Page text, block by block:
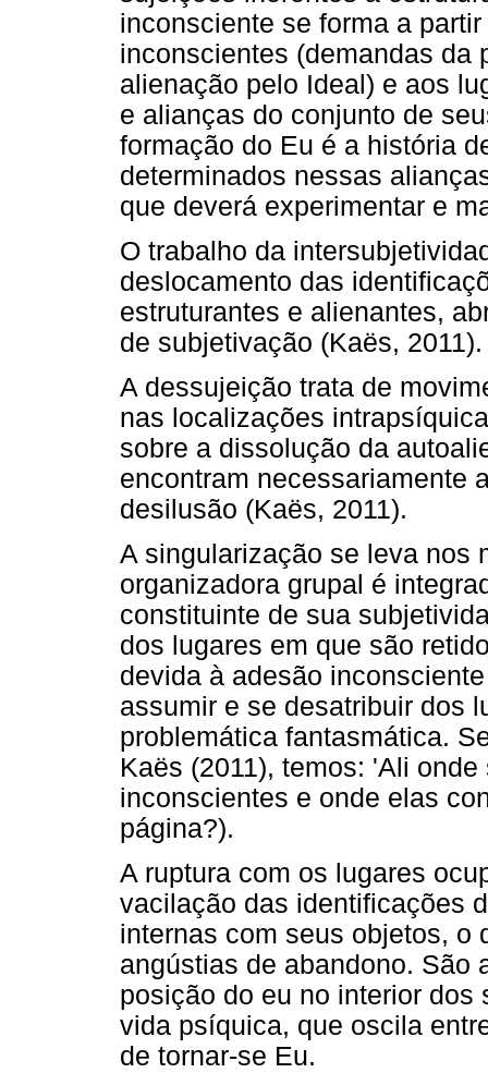
inconsciente se forma a
inconscientes (demandas da
alienação pelo Ideal) e aos
e alianças do conjunto de
formação do Eu é a história
determinados nessas
que deverá experimentar e
O trabalho da
deslocamento das
estruturantes e alienantes,
de subjetivação (Kaës, 2011).
A dessujeição trata de
nas localizações
sobre a dissolução da
encontram necessariamente
desilusão (Kaës, 2011).
A singularização se leva nos
organizadora grupal é
constituinte de sua
dos lugares em que são
devida à adesão
assumir e se desatribuir dos
problemática fantasmática.
Kaës (2011), temos: 'Ali
inconscientes e onde elas
página?).
A ruptura com os lugares
vacilação das identificações
internas com seus objetos, o
angústias de abandono. São
posição do eu no interior
vida psíquica, que oscila
de tornar-se Eu.